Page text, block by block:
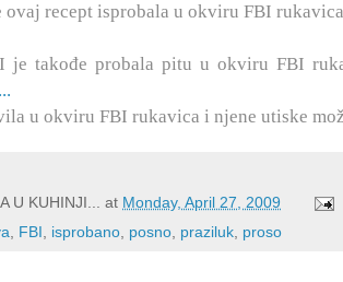
ovaj recept isprobala u okviru FBI
je takođe probala pitu u okviru FBI
u okviru FBI rukavica i njene utiske
U KUHINJI... at Monday, April 27, 2009
, FBI, isprobano, posno, praziluk, proso